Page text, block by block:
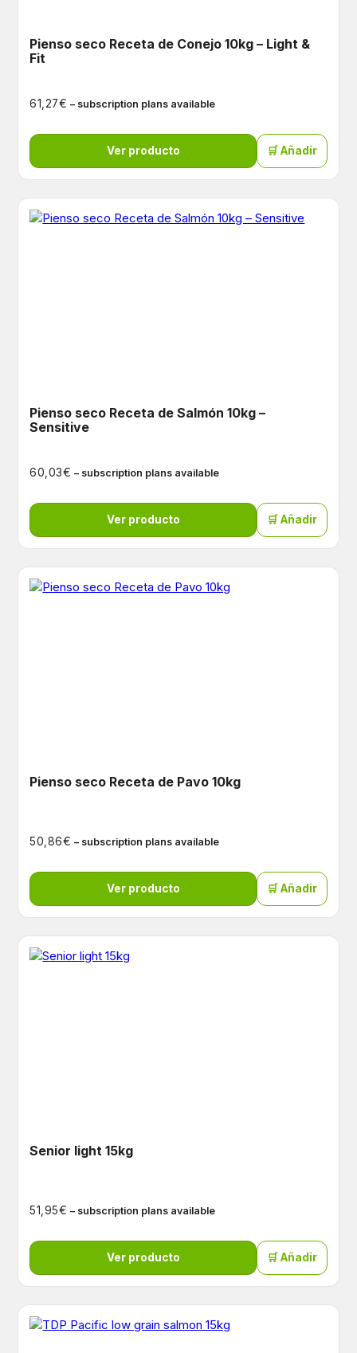
Pienso seco Receta de Conejo 10kg – Light &
Fit
61,27€ – subscription plans available
Ver producto 🛒 Añadir
Pienso seco Receta de Salmón 10kg –
Sensitive
60,03€ – subscription plans available
Ver producto 🛒 Añadir
Pienso seco Receta de Pavo 10kg
50,86€ – subscription plans available
Ver producto 🛒 Añadir
Senior light 15kg
51,95€ – subscription plans available
Ver producto 🛒 Añadir